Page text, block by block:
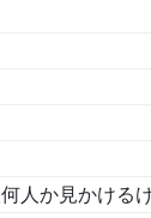
人か見かける